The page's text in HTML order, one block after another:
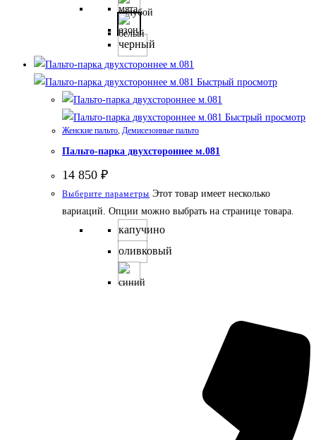
черный
Быстрый просмотр
Быстрый просмотр
Женские пальто Демисезонные пальто
Пальто-парка двухстороннее м.081
14 850 ₽
Выберите параметры Этот товар имеет несколько
вариаций. Опции можно выбрать на странице товара.
капучино
оливковый